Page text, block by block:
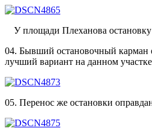
У площади Плеханова
04. Бывший остановочный карман
лучший вариант на данном
05. Перенос же остановки